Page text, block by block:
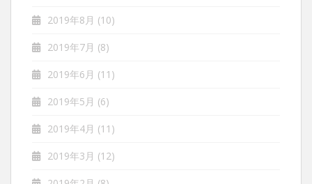
2019年8月 (10)
2019年7月 (8)
2019年6月 (11)
2019年5月 (6)
2019年4月 (11)
2019年3月 (12)